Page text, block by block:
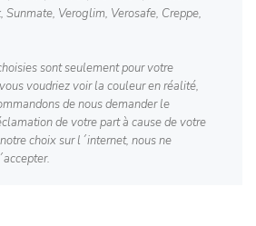
Sunmate, Veroglim, Verosafe, Creppe,
sont seulement pour votre
voudriez voir la couleur en réalité,
de nous demander le
de votre part à cause de votre
choix sur l´internet, nous ne